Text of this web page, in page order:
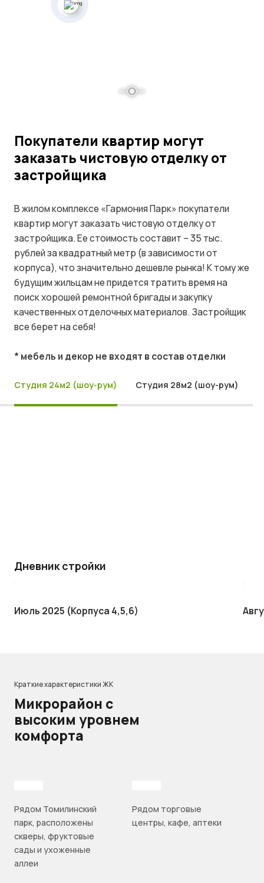
Покупатели квартир могут
заказать чистовую отделку от
застройщика
В жилом комплексе «Гармония Парк» покупатели
квартир могут заказать чистовую отделку от
застройщика. Ее стоимость составит – 35 тыс.
рублей за квадратный метр (в зависимости от
корпуса), что значительно дешевле рынка! К тому же
будущим жильцам не придется тратить время на
поиск хорошей ремонтной бригады и закупку
качественных отделочных материалов. Застройщик
все берет на себя!
* мебель и декор не входят в состав отделки
Студия 24м2 (шоу-рум) Студия 28м2 (шоу-рум)
Дневник стройки
Июль 2025 (Корпуса 4,5,6)
Краткие характеристики ЖК
Микрорайон с
высоким уровнем
комфорта
Рядом Томилинский
парк, расположены
скверы, фруктовые
сады и ухоженные
аллеи
Рядом торговые
центры, кафе, аптеки